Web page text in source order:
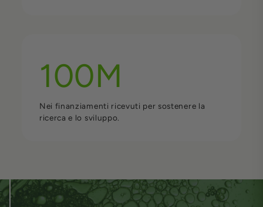
100M
Nei finanziamenti ricevuti per sostenere la
ricerca e lo sviluppo.